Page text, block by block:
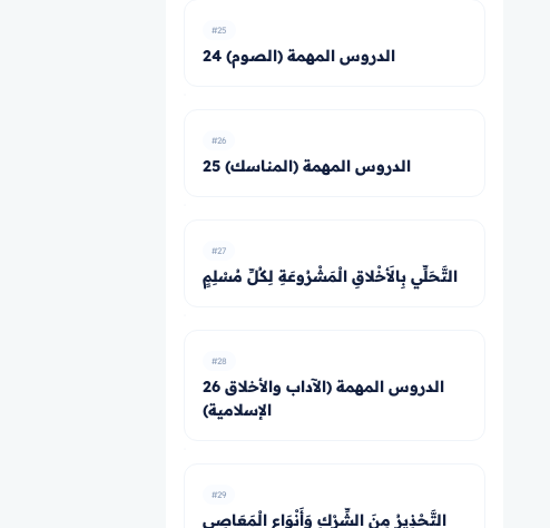
#25
24 الدروس المهمة (الصوم)
#26
25 الدروس المهمة (المناسك)
#27
التَّحَلِّي بِالأَخْلاقِ الْمَشْرُوعَةِ لِكُلِّ مُسْلِمٍ
#28
26 الدروس المهمة (الآداب والأخلاق
الإسلامية)
#29
التَّحْذِيرُ مِنَ الشِّرْكِ وَأَنْوَاعِ الْمَعَاصِي